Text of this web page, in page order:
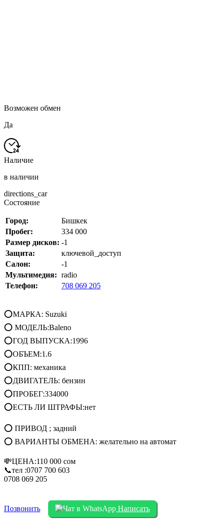
Возможен обмен
Да
Наличие
в наличии
directions_car
Состояние
Город:
Бишкек
Пробег:
334 000
Размер дисков: -1
Защита:
ключевой_доступ
Салон:
-1
Мультимедия: radio
Телефон:
708 069 205
⭕МАРКА: Suzuki
⭕ МОДЕЛЬ:Baleno
⭕ГОД ВЫПУСКА:1996
⭕ОБЪЕМ:1.6
⭕КПП: механика
⭕ДВИГАТЕЛЬ: бензин
⭕ПРОБЕГ:334000
⭕ЕСТЬ ЛИ ШТРАФЫ:нет
⭕ ПРИВОД ; задний
⭕ ВАРИАНТЫ ОБМЕНА: желательно на автомат
💸ЦЕНА:110 000 сом
📞тел :0707 700 603
0708 069 205
Позвонить Написать